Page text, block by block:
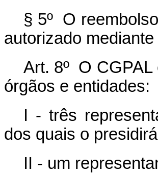
§ 5º O
autorizado
Art. 8º O
órgãos e entidades:
I - três
dos quais o
II - um